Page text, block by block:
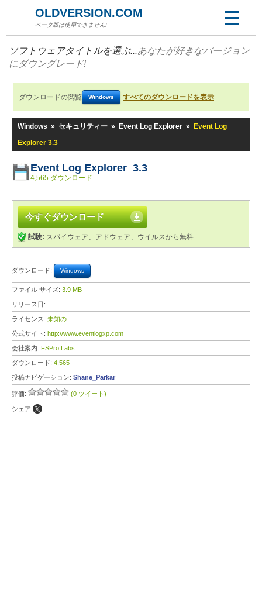
OLDVERSION.COM
ベータ版は使用できません!
ソフトウェアタイトルを選ぶ...あなたが好きなバージョン
にダウングレード!
ダウンロードの閲覧 Windows すべてのダウンロードを表示
Windows » セキュリティー » Event Log Explorer »
Event Log
Explorer 3.3
Event Log Explorer 3.3
4,565 ダウンロード
今すぐダウンロード
試験: スパイウェア、アドウェア、ウイルスから無料
ダウンロード: Windows
ファイル サイズ: 3.9 MB
リリース日:
ライセンス: 未知の
公式サイト: http://www.eventlogxp.com
会社案内: FSPro Labs
ダウンロード: 4,565
投稿ナビゲーション: Shane_Parkar
評価: (0 ツイート)
シェア: